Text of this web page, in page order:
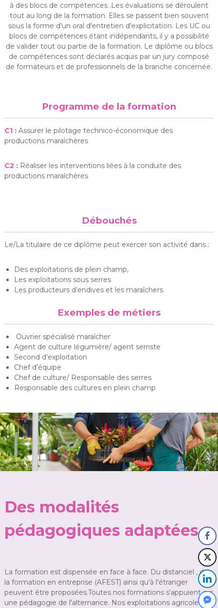
à des blocs de compétences .Les évaluations se déroulent
tout au long de la formation. Elles se passent bien souvent
sous la forme d'un oral d'entretien d'explicitation. Les UC ou
blocs de compétences étant indépendants, il y a possibilité
de valider tout ou partie de la formation. Le diplôme ou blocs
de compétences sont déclarés acquis par un jury composé
de formateurs et de professionnels de la branche concernée.
Programme de la formation
C1 :Assurer le pilotage technico-économique des
productions maraîchères
C2 :Réaliser les interventions liées à la conduite des
productions maraîchères
Débouchés
Le/La titulaire de ce diplôme peut exercer son activité dans :
Des exploitations de plein champ,
Les exploitations sous serres
Les producteurs d’endives et les maraîchers.
Exemples de métiers
Ouvrier spécialisé maraîcher
Agent de culture légumière/ agent serriste
Second d’exploitation
Chef d’équipe
Chef de culture/ Responsable des serres
Responsable des cultures en plein champ
Des modalités
pédagogiques adaptées
La formation est dispensée en face à face. Du distanciel , de
la formation en entreprise (AFEST) ainsi qu'à l'étranger
peuvent être proposées.Toutes nos formations s'appuient sur
une pédagogie de l'alternance. Nos exploitations agricoles et